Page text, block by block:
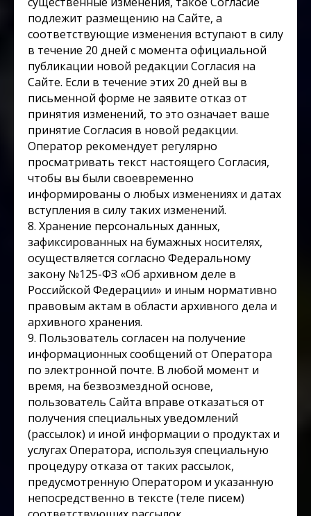
подлежит размещению на Сайте, а
соответствующие изменения вступают в силу
в течение 20 дней с момента официальной
публикации новой редакции Согласия на
Сайте. Если в течение этих 20 дней вы в
письменной форме не заявите отказ от
принятия изменений, то это означает ваше
принятие Согласия в новой редакции.
Оператор рекомендует регулярно
просматривать текст настоящего Согласия,
чтобы вы были своевременно
информированы о любых изменениях и датах
вступления в силу таких изменений.
8. Хранение персональных данных,
зафиксированных на бумажных носителях,
осуществляется согласно Федеральному
закону №125-ФЗ «Об архивном деле в
Российской Федерации» и иным нормативно
правовым актам в области архивного дела и
архивного хранения.
9. Пользователь согласен на получение
информационных сообщений от Оператора
по электронной почте. В любой момент и
время, на безвозмездной основе,
пользователь Сайта вправе отказаться от
получения специальных уведомлений
(рассылок) и иной информации о продуктах и
услугах Оператора, используя специальную
процедуру отказа от таких рассылок,
предусмотренную Оператором и указанную
непосредственно в тексте (теле писем)